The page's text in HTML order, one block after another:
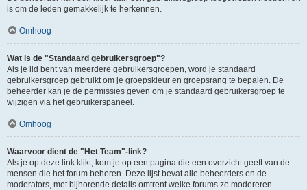
is om de leden gemakkelijk te herkennen.
Omhoog
Wat is de "Standaard gebruikersgroep"?
Als je lid bent van meerdere gebruikersgroepen, word je standaard
gebruikersgroep gebruikt om je groepskleur en groepsrang te bepalen. De
beheerder kan je de permissies geven om je standaard gebruikersgroep te
wijzigen via het gebruikerspaneel.
Omhoog
Waarvoor dient de "Het Team"-link?
Als je op deze link klikt, kom je op een pagina die een overzicht geeft van de
mensen die het forum beheren. Deze lijst bevat alle beheerders en de
moderators, met bijhorende details omtrent welke forums ze modereren.